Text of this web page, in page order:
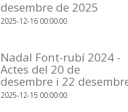
desembre de 2025
2025-12-16 00:00:00
Nadal Font-rubí 2024 -
Actes del 20 de
desembre i 22
2025-12-15 00:00:00